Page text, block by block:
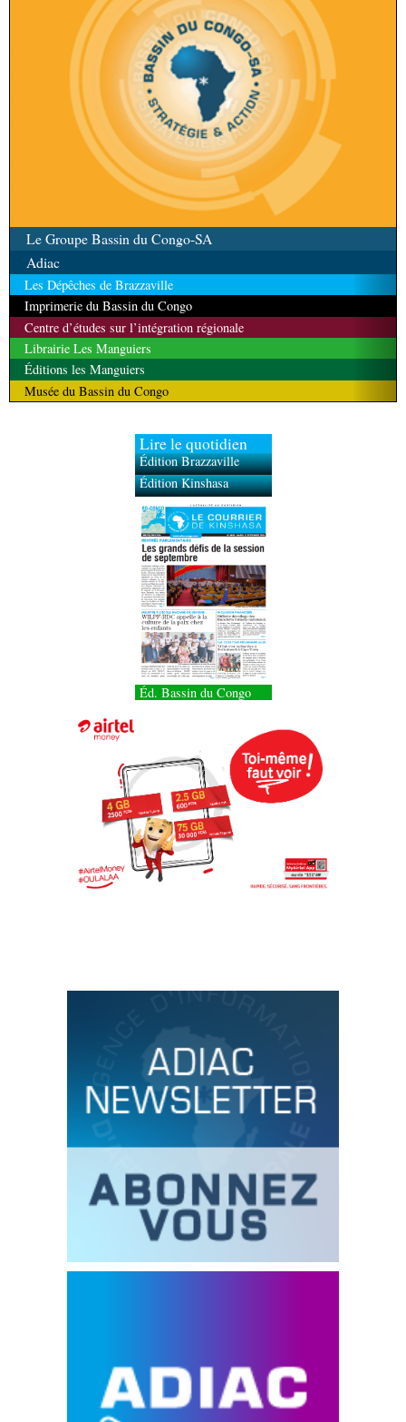
Le Groupe Bassin du Congo-SA
Adiac
Les Dépêches de Brazzaville
Imprimerie du Bassin du Congo
Centre d’études sur l’intégration régionale
Librairie Les Manguiers
Éditions les Manguiers
Musée du Bassin du Congo
Lire le quotidien
Édition Brazzaville
Édition Kinshasa
Éd. Bassin du Congo